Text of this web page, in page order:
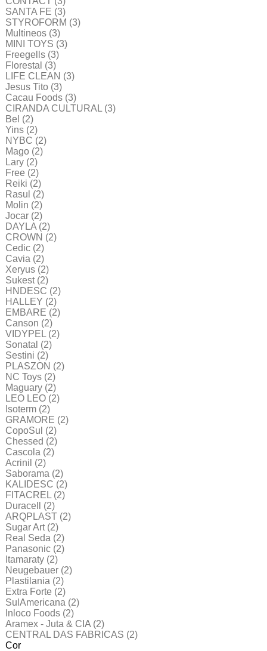
SANTA FE (3)
STYROFORM (3)
Multineos (3)
MINI TOYS (3)
Freegells (3)
Florestal (3)
LIFE CLEAN (3)
Jesus Tito (3)
Cacau Foods (3)
CIRANDA CULTURAL (3)
Bel (2)
Yins (2)
NYBC (2)
Mago (2)
Lary (2)
Free (2)
Reiki (2)
Rasul (2)
Molin (2)
Jocar (2)
DAYLA (2)
CROWN (2)
Cedic (2)
Cavia (2)
Xeryus (2)
Sukest (2)
HNDESC (2)
HALLEY (2)
EMBARE (2)
Canson (2)
VIDYPEL (2)
Sonatal (2)
Sestini (2)
PLASZON (2)
NC Toys (2)
Maguary (2)
LEO LEO (2)
Isoterm (2)
GRAMORE (2)
CopoSul (2)
Chessed (2)
Cascola (2)
Acrinil (2)
Saborama (2)
KALIDESC (2)
FITACREL (2)
Duracell
(2)
ARQPLAST (2)
Sugar Art (2)
Real Seda (2)
Panasonic (2)
Itamaraty (2)
Neugebauer (2)
Plastilania (2)
Extra Forte (2)
SulAmericana (2)
Inloco Foods (2)
Aramex - Juta & CIA (2)
CENTRAL DAS FABRICAS (2)
Cor